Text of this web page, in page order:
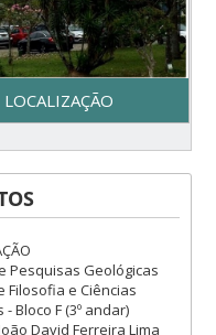
LOCALIZAÇÃO
do Programa de
em Geologia
- Centro de Filosofia e
Humanas - Bloco F –
- Campus Reitor João
Lima - Trindade
– Florianópolis, SC
Pesquisas Geológicas
Filosofia e Ciências
Bloco F (3º andar)
David Ferreira Lima